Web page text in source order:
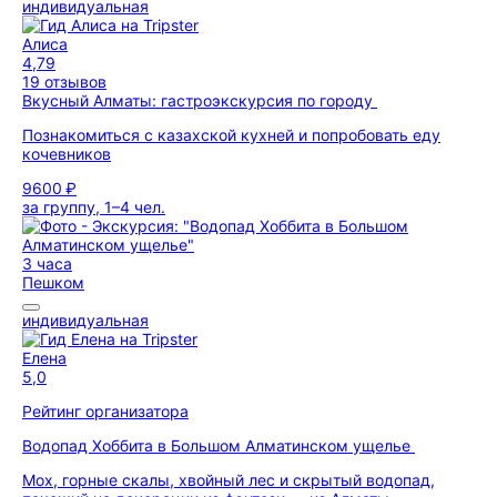
индивидуальная
Алиса
4,79
19 отзывов
Вкусный Алматы: гастроэкскурсия по городу
Познакомиться с казахской кухней и попробовать еду
кочевников
9600 ₽
за группу, 1–4 чел.
3 часа
Пешком
индивидуальная
Елена
5,0
Рейтинг организатора
Водопад Хоббита в Большом Алматинском ущелье
Мох, горные скалы, хвойный лес и скрытый водопад,